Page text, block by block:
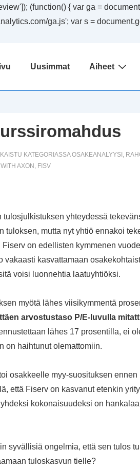
(function() { var ga =
ga.js'; var s =
Uusimmat Aiheet
KATEGORIASSAOSAKEANALYYSI ,
AXON , FISV
yhteydessä
mutta nyt yhtiö ennakoi
on edellisten kymmenen
vakaasti kasvattamaan
voisi luonnehtia laatuyhtiöksi.
myötä lähes viisikymmentä
arvostustaso P/E-luvulla
lähes 17 prosentilla, ei
on haihtunut olemattomiin.
osakkeelle myy-suosituksen ennen
että Fiserv on kasvanut etenkin
kokonaisuudeksi on
syvällisiä ongelmia, että sen tulos
tuloskasvun tielle?